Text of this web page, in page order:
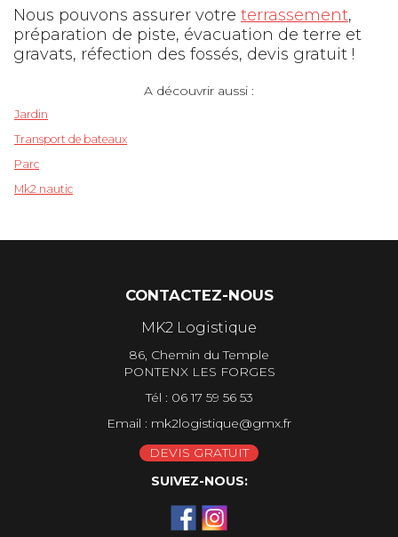
Nous pouvons assurer votre terrassement,
préparation de piste, évacuation de terre et
gravats, réfection des fossés, devis gratuit !
A découvrir aussi :
Jardin
Transport de bateaux
Parc
Mk2 nautic
CONTACTEZ-NOUS
MK2 Logistique
86, Chemin du Temple
PONTENX LES FORGES
Tél : 06 17 59 56 53
Email : mk2logistique@gmx.fr
DEVIS GRATUIT
SUIVEZ-NOUS: